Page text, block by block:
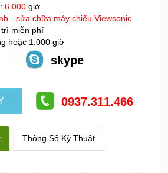
6.000 giờ
- sửa chữa máy chiếu Viewsonic
miễn phí
hoặc 1.000 giờ
skype
0937.311.466
Thông Số Kỹ Thuật